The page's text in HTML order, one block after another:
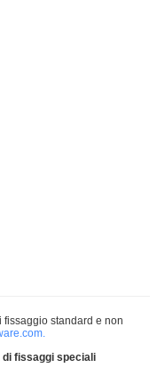
standard e non
fissaggi speciali